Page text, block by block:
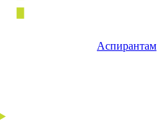
Аспирантам